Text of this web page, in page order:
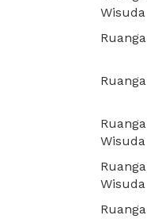
Wisuda
Wisuda
Wisuda